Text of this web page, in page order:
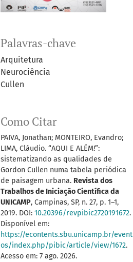
Palavras-chave
Arquitetura
Neurociência
Cullen
Como Citar
PAIVA, Jonathan; MONTEIRO, Evandro;
LIMA, Cláudio. “AQUI E ALÉM!”:
sistematizando as qualidades de
Gordon Cullen numa tabela periódica
de paisagem urbana. Revista dos
Trabalhos de Iniciação Científica da
UNICAMP, Campinas, SP, n. 27, p. 1–1,
2019. DOI: 10.20396/revpibic2720191672.
Disponível em:
https://econtents.sbu.unicamp.br/event
os/index.php/pibic/article/view/1672.
Acesso em: 7 ago. 2026.